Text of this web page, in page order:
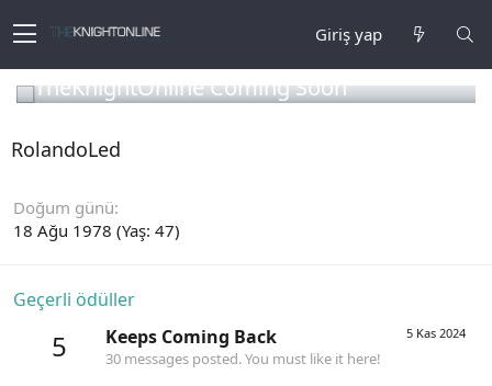
Giriş yap
TheKnightOnline Coming Soon
RolandoLed
Doğum günü
18 Ağu 1978 (Yaş: 47)
Geçerli ödüller
5 5 Kas 2024
Keeps Coming Back
30 messages posted. You must like it here!